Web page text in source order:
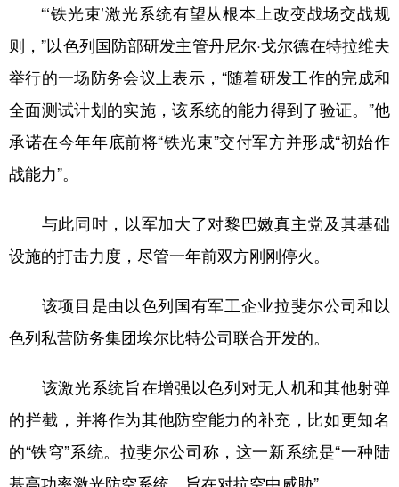
访谈 视频 图片 政务
法律 中央文件 金融 汽车
食品 人居 信息化 数字经济
学术中国 乡村振兴 银龄 溯源中国
公益 一带一路 亚太网 上市公司
地方频道
北京 天津 河北 山西
辽宁 吉林 上海 江苏
浙江 安徽 福建 江西
“‘铁光束’激光系统有望从根本上改变战场交战规
则，”以色列国防部研发主管丹尼尔·戈尔德在特拉维夫
举行的一场防务会议上表示，“随着研发工作的完成和
全面测试计划的实施，该系统的能力得到了验证。”他
承诺在今年年底前将“铁光束”交付军方并形成“初始作
战能力”。
与此同时，以军加大了对黎巴嫩真主党及其基础
设施的打击力度，尽管一年前双方刚刚停火。
该项目是由以色列国有军工企业拉斐尔公司和以
色列私营防务集团埃尔比特公司联合开发的。
该激光系统旨在增强以色列对无人机和其他射弹
的拦截，并将作为其他防空能力的补充，比如更知名
的“铁穹”系统。拉斐尔公司称，这一新系统是“一种陆
基高功率激光防空系统，旨在对抗空中威胁”。